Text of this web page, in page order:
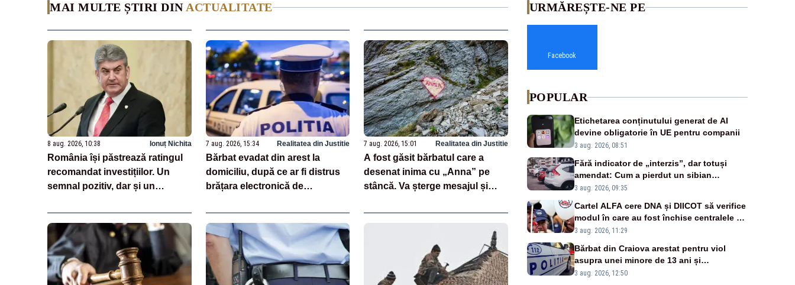
MAI MULTE ȘTIRI DIN ACTUALITATE
8 aug. 2026, 10:38 Ionuț Nichita
România își păstrează ratingul
recomandat investițiilor. Un
semnal pozitiv, dar și un
7 aug. 2026, 15:34 Realitatea din Justitie
Bărbat evadat din arest la
domiciliu, după ce ar fi distrus
brățara electronică de
7 aug. 2026, 15:01 Realitatea din Justitie
A fost găsit bărbatul care a
desenat inima cu „Anna” pe
stâncă. Va șterge mesajul și
URMĂREȘTE-NE PE
Facebook
POPULAR
Etichetarea conținutului generat de AI
devine obligatorie în UE pentru companii
3 aug. 2026, 08:51
Fără indicator de „interzis”, dar totuși
amendat: Cum a pierdut un sibian
procesul pentru o parcare în centrul
3 aug. 2026, 09:35
Cartel ALFA cere DNA și DIICOT să verifice
modul în care au fost închise centralele pe
cărbune
3 aug. 2026, 11:29
Bărbat din Craiova arestat pentru viol
asupra unei minore de 13 ani și
pornografie infantilă
3 aug. 2026, 12:50